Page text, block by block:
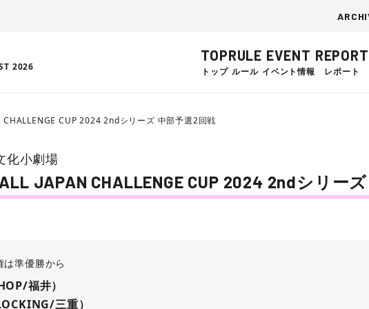
2026
TOP
トップ
RULE
ルール
EVENT
イベント情報
REPORT
レポート
CHALLENGE CUP 2024 2ndシリーズ 中部予選2回戦
化小劇場
JAPAN CHALLENGE CUP 2024 2ndシリー
準優勝から
福井）
三重）